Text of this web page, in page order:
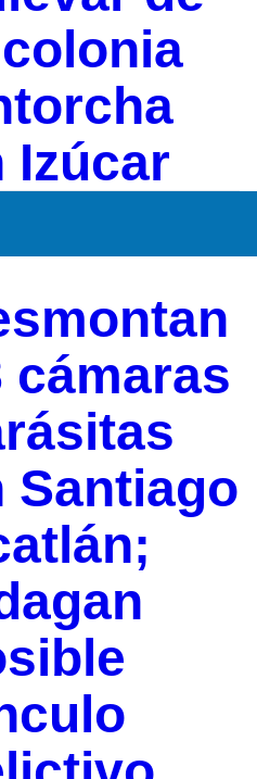
Izúcar
cámaras
Santiago